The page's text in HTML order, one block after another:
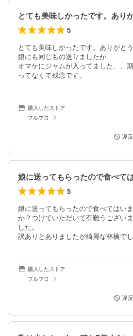
5
とても美味しかったです。ありがと
娘にも同じもの送りましたが
オマケにジャムが入ってました、、
ってなくて残念です。
購入したストア
フルプロ
違
5
娘に送ってもらったので食べてはい
か？つけていただいて有難うござい
した。
訳ありとありましたが綺麗な林檎で
購入したストア
フルプロ
違